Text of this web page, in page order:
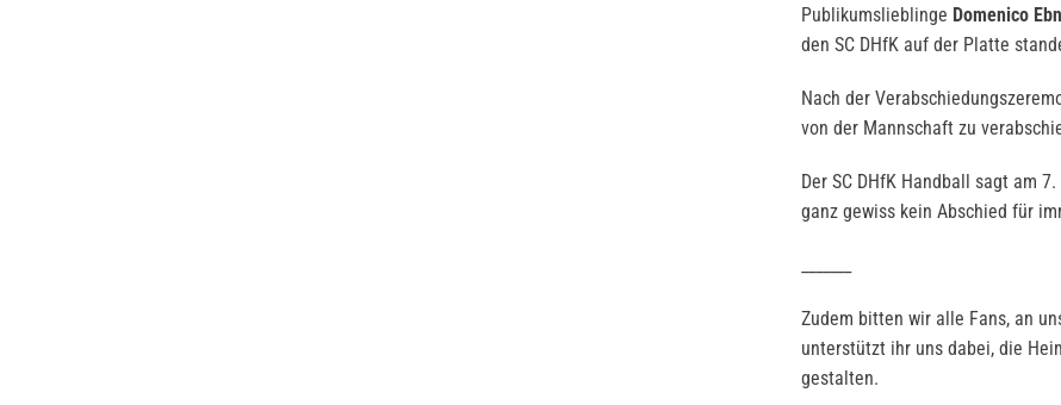
Publikumslieblinge Domenico
den SC DHfK auf der Platte
Nach der
von der Mannschaft zu
Der SC DHfK Handball sagt am
ganz gewiss kein Abschied für
Zudem bitten wir alle Fans, an
unterstützt ihr uns dabei, die
gestalten.